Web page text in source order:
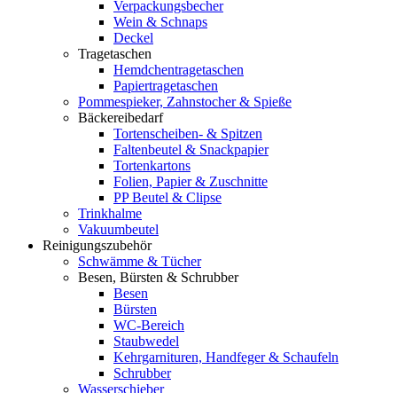
Verpackungsbecher
Wein & Schnaps
Deckel
Tragetaschen
Hemdchentragetaschen
Papiertragetaschen
Pommespieker, Zahnstocher & Spieße
Bäckereibedarf
Tortenscheiben- & Spitzen
Faltenbeutel & Snackpapier
Tortenkartons
Folien, Papier & Zuschnitte
PP Beutel & Clipse
Trinkhalme
Vakuumbeutel
Reinigungszubehör
Schwämme & Tücher
Besen, Bürsten & Schrubber
Besen
Bürsten
WC-Bereich
Staubwedel
Kehrgarnituren, Handfeger & Schaufeln
Schrubber
Wasserschieber